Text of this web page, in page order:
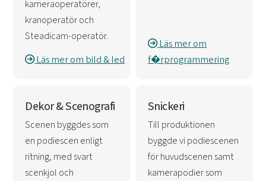
kameraoperatörer,
kranoperatör och
Steadicam-operatör.
Läs mer om bild & led
Läs mer om
f�rprogrammering
Dekor & Scenografi
Scenen byggdes som
en podiescen enligt
ritning, med svart
scenkjol och
Snickeri
Till produktionen
byggde vi podiescenen
för huvudscenen samt
kamerapodier som